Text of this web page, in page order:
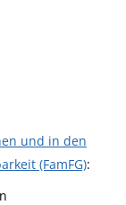
und in den
(FamFG):